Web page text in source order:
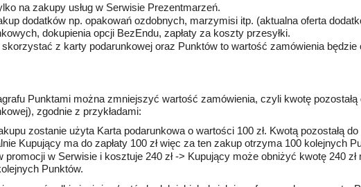
na zakupy usług w Serwisie Prezentmarzeń.
dodatków np. opakowań ozdobnych, marzymisi itp. (aktualna oferta
dokupienia opcji BezEndu, zapłaty za koszty przesyłki.
z karty podarunkowej oraz Punktów to wartość zamówienia będzie
Punktami można zmniejszyć wartość zamówienia, czyli kwotę
zgodnie z przykładami:
zostanie użyta Karta podarunkowa o wartości 100 zł. Kwotą pozostałą
Kupujący ma do zapłaty 100 zł więc za ten zakup otrzyma 100 kolejnych
promocji w Serwisie i kosztuje 240 zł -> Kupujący może obniżyć kwotę 240
Punktów.